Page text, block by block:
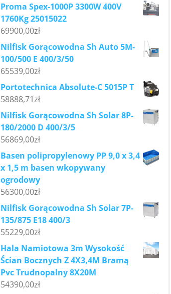
Proma Spex-1000P 3300W 400V
1760Kg 25015022
69900,00zł
Nilfisk Gorącowodna Sh Auto 5M-
100/500 E 400/3/50
65539,00zł
Portotechnica Absolute-C 5015P T
58888,71zł
Nilfisk Gorącowodna Sh Solar 8P-
180/2000 D 400/3/5
56869,00zł
Basen polipropylenowy PP 9,0 x 3,4
x 1,5 m basen wkopywany
ogrodowy
56300,00zł
Nilfisk Gorącowodna Sh Solar 7P-
135/875 E18 400/3
55229,00zł
Hala Namiotowa 3m Wysokość
Ścian Bocznych Z 4X3,4M Bramą
Pvc Trudnopalny 8X20M
54390,00zł